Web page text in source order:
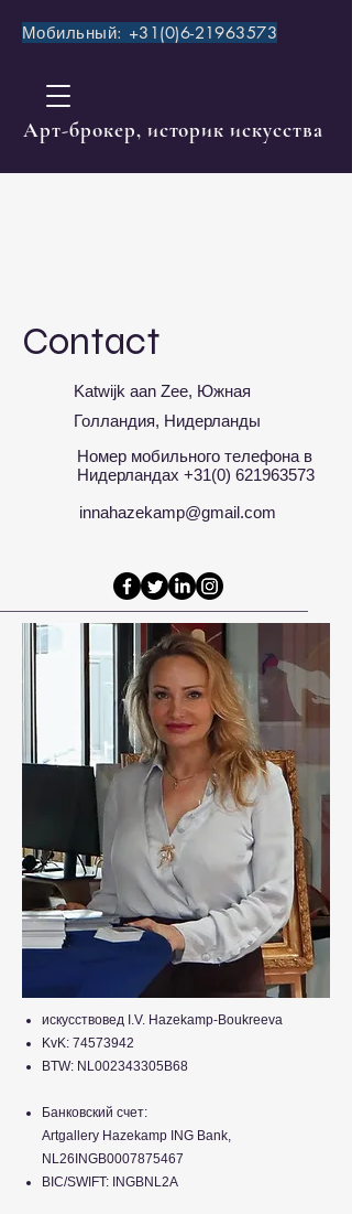
Мобильный: +31(0)6-21963573
​Aрт-брокер, историк искусства
Contact
Katwijk aan Zee, Южная
Голландия, Нидерланды
Номер мобильного телефона в
Нидерландах +31(0) 621963573
innahazekamp@gmail.com
искусствовед I.V. Hazekamp-Boukreeva
KvK: 74573942
BTW: NL002343305B68
Банковский счет:
Artgallery Hazekamp ING Bank,
NL26INGB0007875467
BIC/SWIFT: INGBNL2A